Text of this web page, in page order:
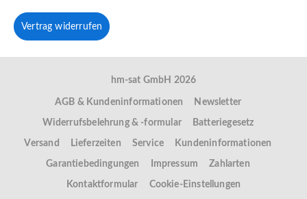
Vertrag widerrufen
hm-sat GmbH 2026
AGB & Kundeninformationen Newsletter
Widerrufsbelehrung & -formular Batteriegesetz
Versand Lieferzeiten Service Kundeninformationen
Garantiebedingungen Impressum Zahlarten
Kontaktformular Cookie-Einstellungen